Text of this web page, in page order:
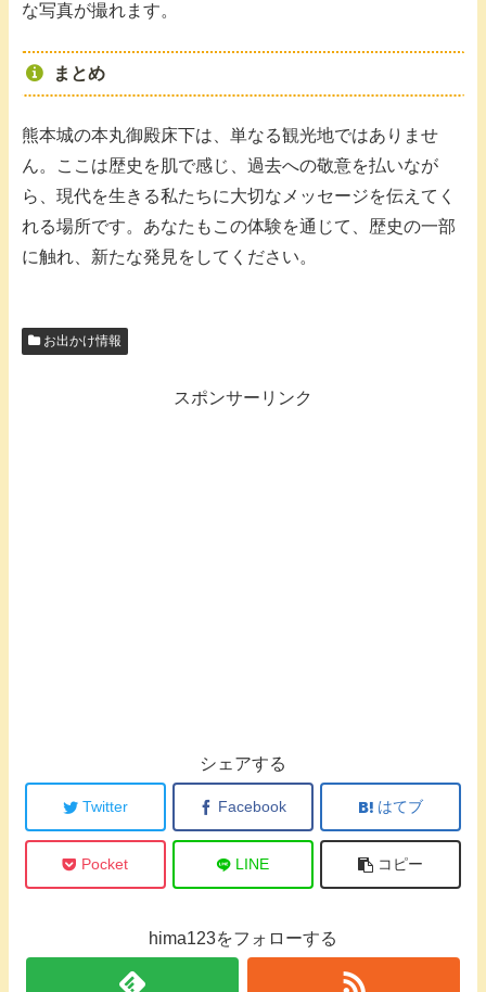
な写真が撮れます。
まとめ
熊本城の本丸御殿床下は、単なる観光地ではありませ
ん。ここは歴史を肌で感じ、過去への敬意を払いなが
ら、現代を生きる私たちに大切なメッセージを伝えてく
れる場所です。あなたもこの体験を通じて、歴史の一部
に触れ、新たな発見をしてください。
お出かけ情報
スポンサーリンク
シェアする
Twitter Facebook はてブ
Pocket LINE コピー
hima123をフォローする